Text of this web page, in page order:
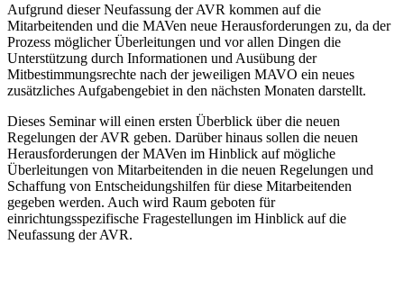
Aufgrund dieser Neufassung der AVR kommen auf die
Mitarbeitenden und die MAVen neue Herausforderungen zu, da der
Prozess möglicher Überleitungen und vor allen Dingen die
Unterstützung durch Informationen und Ausübung der
Mitbestimmungsrechte nach der jeweiligen MAVO ein neues
zusätzliches Aufgabengebiet in den nächsten Monaten darstellt.
Dieses Seminar will einen ersten Überblick über die neuen
Regelungen der AVR geben. Darüber hinaus sollen die neuen
Herausforderungen der MAVen im Hinblick auf mögliche
Überleitungen von Mitarbeitenden in die neuen Regelungen und
Schaffung von Entscheidungshilfen für diese Mitarbeitenden
gegeben werden. Auch wird Raum geboten für
einrichtungsspezifische Fragestellungen im Hinblick auf die
Neufassung der AVR.